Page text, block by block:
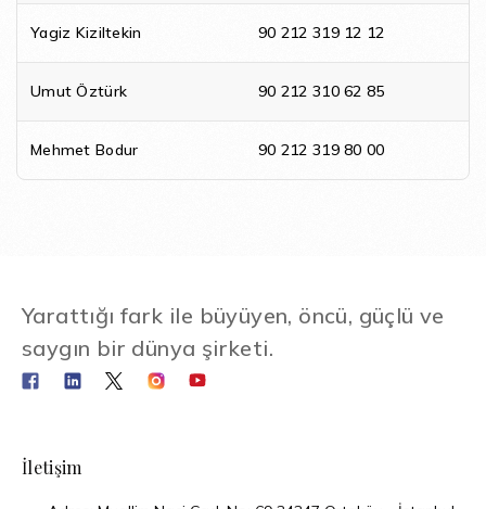
Yagiz Kiziltekin 90 212 319 12 12
Umut Öztürk 90 212 310 62 85
Mehmet Bodur 90 212 319 80 00
Yarattığı fark ile büyüyen, öncü, güçlü ve
saygın bir dünya şirketi.
İletişim